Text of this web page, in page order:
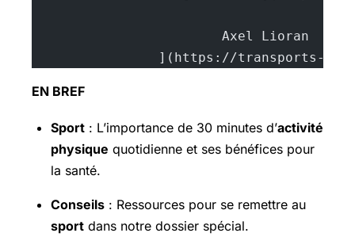
](https://transports-
EN BREF
Sport : L’importance de 30 minutes d’activité
physique quotidienne et ses bénéfices pour
la santé.
Conseils : Ressources pour se remettre au
sport dans notre dossier spécial.